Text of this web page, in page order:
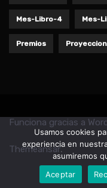
Mes-Libro-4 Mes-
Premios
Funciona gracias a
Themeansar.
Usamos cookies
experiencia en
asumiremos
Aceptar